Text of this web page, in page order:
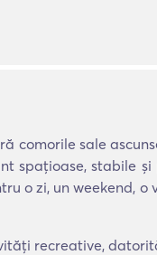
comorile sale
spațioase, stabile
o zi, un weekend,
recreative,